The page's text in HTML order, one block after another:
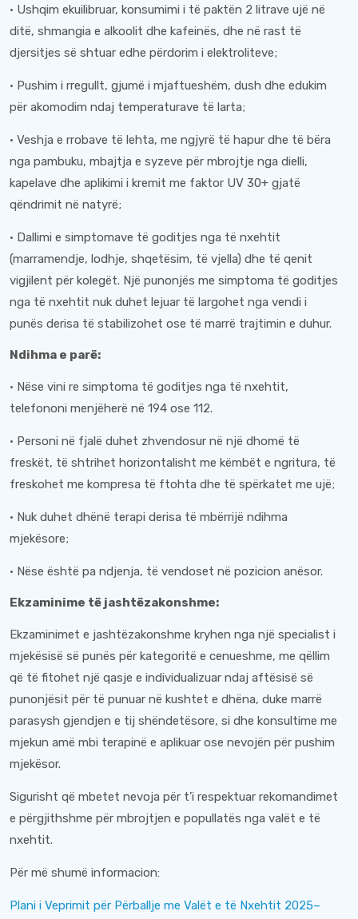
· Ushqim ekuilibruar, konsumimi i të paktën 2 litrave ujë në
ditë, shmangia e alkoolit dhe kafeinës, dhe në rast të
djersitjes së shtuar edhe përdorim i elektroliteve;
· Pushim i rregullt, gjumë i mjaftueshëm, dush dhe edukim
për akomodim ndaj temperaturave të larta;
· Veshja e rrobave të lehta, me ngjyrë të hapur dhe të bëra
nga pambuku, mbajtja e syzeve për mbrojtje nga dielli,
kapelave dhe aplikimi i kremit me faktor UV 30+ gjatë
qëndrimit në natyrë;
· Dallimi e simptomave të goditjes nga të nxehtit
(marramendje, lodhje, shqetësim, të vjella) dhe të qenit
vigjilent për kolegët. Një punonjës me simptoma të goditjes
nga të nxehtit nuk duhet lejuar të largohet nga vendi i
punës derisa të stabilizohet ose të marrë trajtimin e duhur.
Ndihma e parë:
· Nëse vini re simptoma të goditjes nga të nxehtit,
telefononi menjëherë në 194 ose 112.
· Personi në fjalë duhet zhvendosur në një dhomë të
freskët, të shtrihet horizontalisht me këmbët e ngritura, të
freskohet me kompresa të ftohta dhe të spërkatet me ujë;
· Nuk duhet dhënë terapi derisa të mbërrijë ndihma
mjekësore;
· Nëse është pa ndjenja, të vendoset në pozicion anësor.
Ekzaminime të jashtëzakonshme:
Ekzaminimet e jashtëzakonshme kryhen nga një specialist i
mjekësisë së punës për kategoritë e cenueshme, me qëllim
që të fitohet një qasje e individualizuar ndaj aftësisë së
punonjësit për të punuar në kushtet e dhëna, duke marrë
parasysh gjendjen e tij shëndetësore, si dhe konsultime me
mjekun amë mbi terapinë e aplikuar ose nevojën për pushim
mjekësor.
Sigurisht që mbetet nevoja për t’i respektuar rekomandimet
e përgjithshme për mbrojtjen e popullatës nga valët e të
nxehtit.
Për më shumë informacion:
Plani i Veprimit për Përballje me Valët e të Nxehtit 2025–